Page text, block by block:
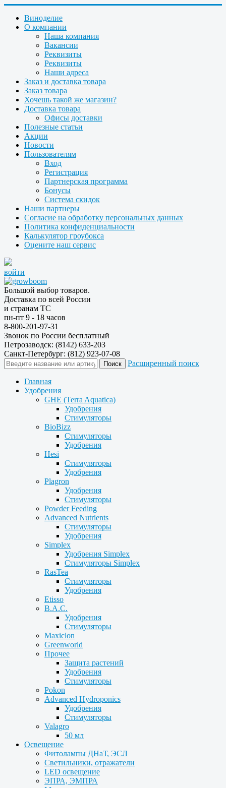
Виноделие
О компании
Наша компания
Вакансии
Реквизиты
Реквизиты
Наши адреса
Заказ и доставка товара
Заказ товара
Хочешь такой же магазин?
Доставка товара
Офисы доставки
Полезные статьи
Акции
Новости
Пользователям
Вход
Регистрация
Партнерская программа
Бонусы
Система скидок
Наши партнеры
Согласие на обработку персональных данных
Политика конфиденциальности
Калькулятор гроубокса
Оцените наш сервис
войти
Большой выбор товаров.
Доставка по всей России
и странам ТС
пн-пт 9 - 18 часов
8-800-201-97-31
Звонок по России бесплатный
Петрозаводск: (8142) 633-203
Санкт-Петербург: (812) 923-07-08
Расширенный поиск
Главная
Удобрения
GHE (Terra Aquatica)
Удобрения
Стимуляторы
BioBizz
Стимуляторы
Удобрения
Hesi
Стимуляторы
Удобрения
Plagron
Удобрения
Стимуляторы
Powder Feeding
Advanced Nutrients
Стимуляторы
Удобрения
Simplex
Удобрения Simplex
Стимуляторы Simplex
RasTea
Стимуляторы
Удобрения
Etisso
B.A.C.
Удобрения
Стимуляторы
Maxiclon
Greenworld
Прочее
Защита растений
Удобрения
Стимуляторы
Pokon
Advanced Hydroponics
Удобрения
Стимуляторы
Valagro
50 мл
Освещение
Фитолампы ДНаТ, ЭСЛ
Светильники, отражатели
LED освещение
ЭПРА, ЭМПРА